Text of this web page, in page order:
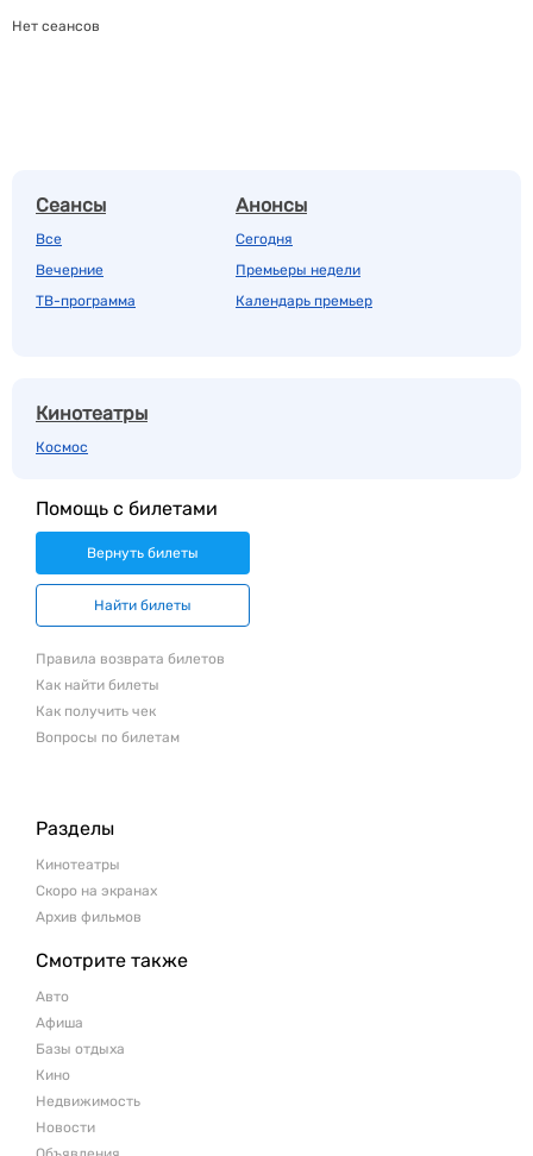
Нет сеансов
Сеансы
Все
Вечерние
ТВ-программа
Анонсы
Сегодня
Премьеры недели
Календарь премьер
Кинотеатры
Космос
Помощь с билетами
Вернуть билеты
Найти билеты
Правила возврата билетов
Как найти билеты
Как получить чек
Вопросы по билетам
Разделы
Кинотеатры
Скоро на экранах
Архив фильмов
Смотрите также
Авто
Афиша
Базы отдыха
Кино
Недвижимость
Новости